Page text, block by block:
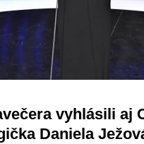
vyhlásili aj
Daniela